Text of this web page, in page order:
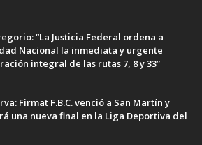
“La Justicia Federal ordena a
Nacional la inmediata y urgente
integral de las rutas 7, 8 y 33”
Firmat F.B.C. venció a San Martín y
una nueva final en la Liga Deportiva del